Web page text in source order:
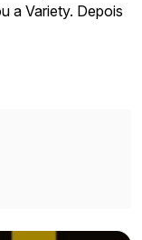
a Variety. Depois